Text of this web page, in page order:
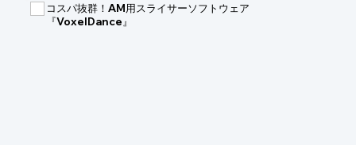
コスパ抜群！AM用スライサーソフトウェア
『VoxelDance』